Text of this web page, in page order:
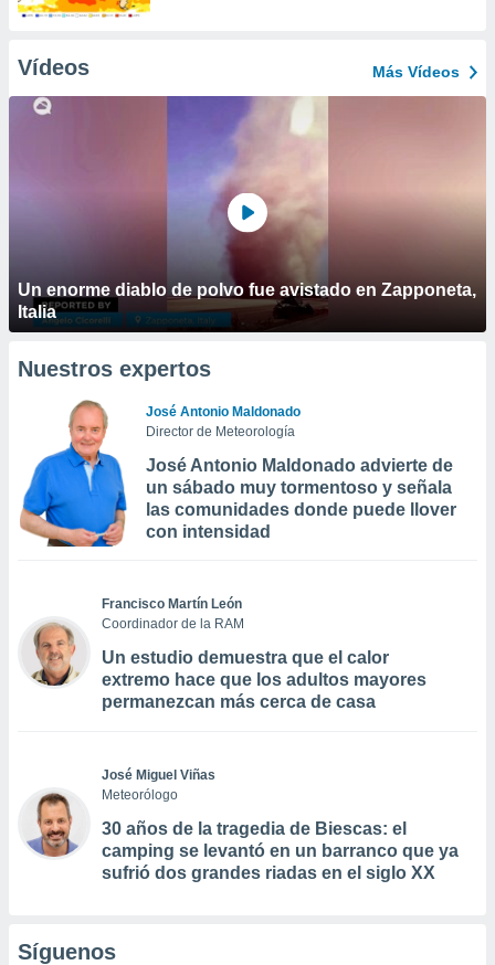
Vídeos Más Vídeos
Un enorme diablo de polvo fue avistado en Zapponeta,
Italia
Nuestros expertos
José Antonio Maldonado
Director de Meteorología
José Antonio Maldonado advierte de
un sábado muy tormentoso y señala
las comunidades donde puede llover
con intensidad
Francisco Martín León
Coordinador de la RAM
Un estudio demuestra que el calor
extremo hace que los adultos mayores
permanezcan más cerca de casa
José Miguel Viñas
Meteorólogo
30 años de la tragedia de Biescas: el
camping se levantó en un barranco que ya
sufrió dos grandes riadas en el siglo XX
Síguenos